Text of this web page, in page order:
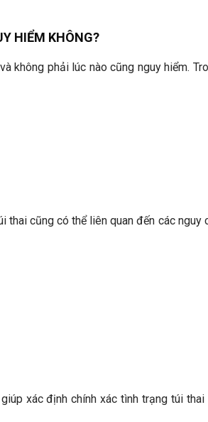
HIỂM KHÔNG?
không phải lúc nào cũng nguy hiểm.
thai cũng có thể liên quan đến các
xác định chính xác tình trạng túi